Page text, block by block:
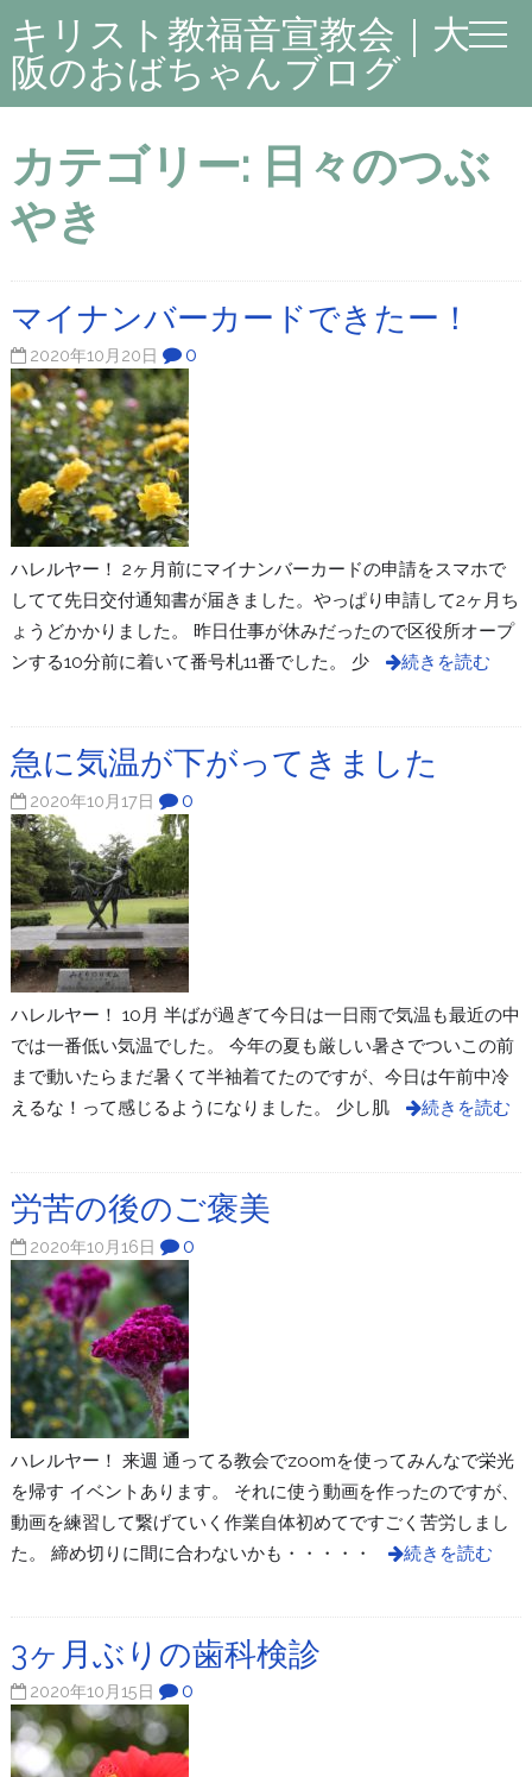
キリスト教福音宣教会｜大
阪のおばちゃんブログ
カテゴリー: 日々のつぶ
やき
マイナンバーカードできたー！
2020年10月20日 0
ハレルヤー！ 2ヶ月前にマイナンバーカードの申請をスマホで
してて先日交付通知書が届きました。やっぱり申請して2ヶ月ち
ょうどかかりました。 昨日仕事が休みだったので区役所オープ
ンする10分前に着いて番号札11番でした。 少
続きを読む
急に気温が下がってきました
2020年10月17日 0
ハレルヤー！ 10月 半ばが過ぎて今日は一日雨で気温も最近の中
では一番低い気温でした。 今年の夏も厳しい暑さでついこの前
まで動いたらまだ暑くて半袖着てたのですが、今日は午前中冷
えるな！って感じるようになりました。 少し肌
続きを読む
労苦の後のご褒美
2020年10月16日 0
ハレルヤー！ 来週 通ってる教会でzoomを使ってみんなで栄光
を帰す イベントあります。 それに使う動画を作ったのですが、
動画を練習して繋げていく作業自体初めてですごく苦労しまし
た。 締め切りに間に合わないかも・・・・・
続きを読む
3ヶ月ぶりの歯科検診
2020年10月15日 0